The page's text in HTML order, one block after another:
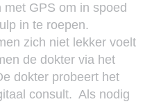
met GPS om in spoed
in te roepen.
zich niet lekker voelt
de dokter via het
dokter probeert het
consult.  Als nodig